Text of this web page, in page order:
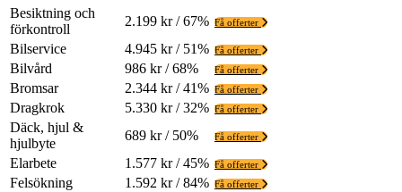
Besiktning och
förkontroll
2.199 kr / 67% Få offerter
Bilservice 4.945 kr / 51% Få offerter
Bilvård 986 kr / 68% Få offerter
Bromsar 2.344 kr / 41% Få offerter
Dragkrok 5.330 kr / 32% Få offerter
Däck, hjul &
hjulbyte
689 kr / 50% Få offerter
Elarbete 1.577 kr / 45% Få offerter
Felsökning 1.592 kr / 84% Få offerter